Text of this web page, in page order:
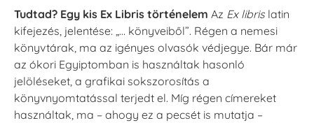
Tudtad? Egy kis Ex Libris történelem Az Ex libris latin
kifejezés, jelentése: „… könyveiből”. Régen a nemesi
könyvtárak, ma az igényes olvasók védjegye. Bár már
az ókori Egyiptomban is használtak hasonló
jelöléseket, a grafikai sokszorosítás a
könyvnyomtatással terjedt el. Míg régen címereket
használtak, ma – ahogy ez a pecsét is mutatja –